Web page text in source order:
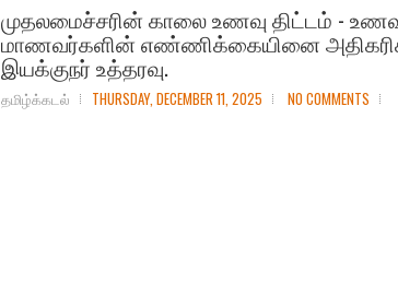
முதலமைச்சரின் காலை உணவு திட்டம் -
மாணவர்களின் எண்ணிக்கையினை
இயக்குநர் உத்தரவு.
தமிழ்க்கடல் THURSDAY, DECEMBER 11, 2025 NO COMMENTS